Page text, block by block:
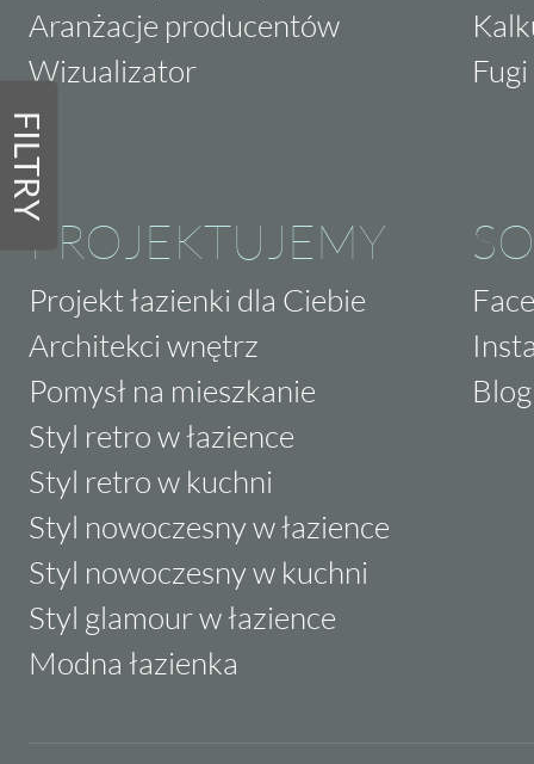
FILTRY
Aranżacje producentów
Wizualizator
PROJEKTUJEMY
Projekt łazienki dla Ciebie
Architekci wnętrz
Pomysł na mieszkanie
Styl retro w łazience
Styl retro w kuchni
Styl nowoczesny w łazience
Styl nowoczesny w kuchni
Styl glamour w łazience
Modna łazienka
Blog